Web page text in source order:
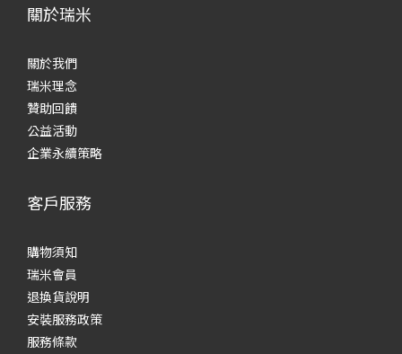
關於瑞米
關於我們
瑞米理念
贊助回饋
公益活動
企業永續策略
客戶服務
購物須知
瑞米會員
退換貨說明
安裝服務政策
服務條款